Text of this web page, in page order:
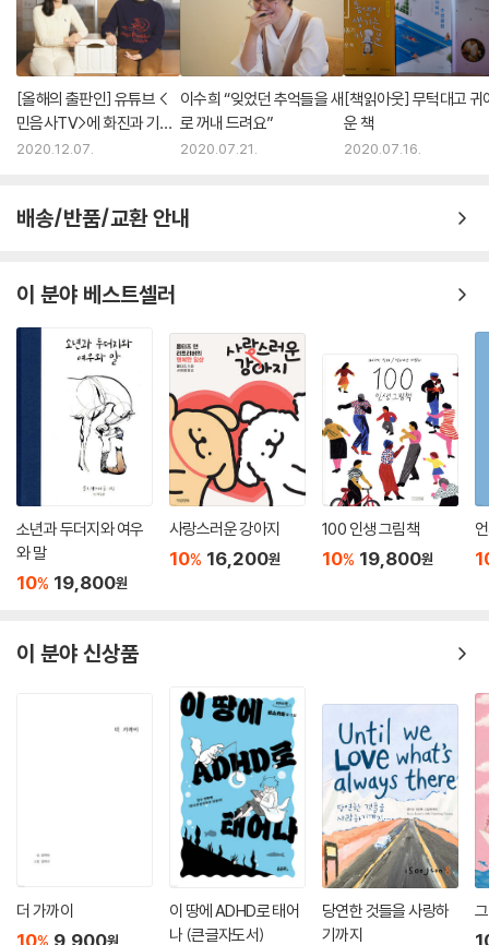
[올해의 출판인] 유튜브 <
민음사TV>에 화진과 기현
이 나왔으면
2020.12.07.
이수희 “잊었던 추억들을 새
로 꺼내 드려요”
2020.07.21.
[책읽아웃] 무턱대고 귀
운 책
2020.07.16.
배송/반품/교환 안내
이 분야 베스트셀러
소년과 두더지와 여우
와 말
10% 19,800원
사랑스러운 강아지
10% 16,200원
100 인생 그림책
10% 19,800원
이 분야 신상품
더 가까이
10% 9,900원
이 땅에 ADHD로 태어
나 (큰글자도서)
당연한 것들을 사랑하
기까지